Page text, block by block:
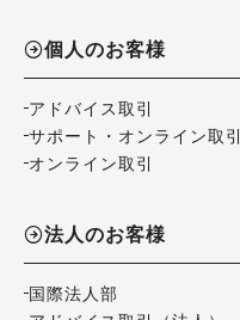
個人のお客様
アドバイス取引
サポート・オンライン取引
オンライン取引
法人のお客様
国際法人部